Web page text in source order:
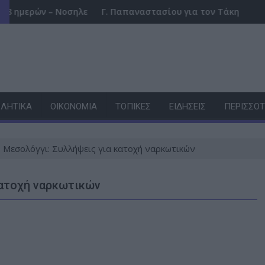
ΝΑΤΟ», τι σημαίνει η συμφωνία της Μέκκας
στη ΜΕΘ Νεογνών
Γ. Παπαναστασίου για τον Τάκη Καρατσώρη: το
ΟΙΚΟΝΟΜΊΑ ΤΟΠΙΚΈΣ ΕΙΔΉΣΕΙΣ
Μεσολόγγι: Συλλήψεις για κατοχή ναρκωτικών
ναρκωτικών